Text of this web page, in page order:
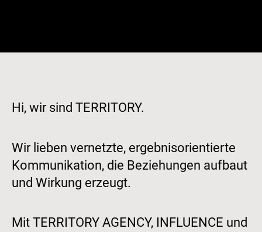
Hi, wir sind TERRITORY.
Wir lieben vernetzte, ergebnisorientierte
Kommunikation, die Beziehungen aufbaut
und Wirkung erzeugt.
Mit TERRITORY AGENCY, INFLUENCE und